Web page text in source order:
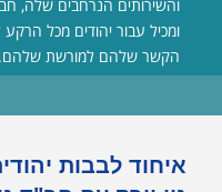
והשירותים הנרחבים שלה,
ומכיל עבור יהודים מכל
הקשר שלהם למורשת שלהם.
איחוד לבבות